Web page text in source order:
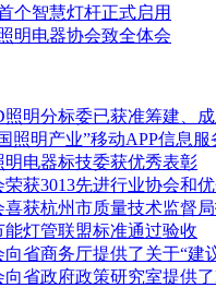
个智慧灯杆正式启用
明电器协会致全体会
照明分标委已获准筹建、
照明产业”移动APP信息
明电器标技委获优秀表彰
荣获3013先进行业协会和
喜获杭州市质量技术监督
能灯管联盟标准通过验收
向省商务厅提供了关于“建
向省政府政策研究室提供